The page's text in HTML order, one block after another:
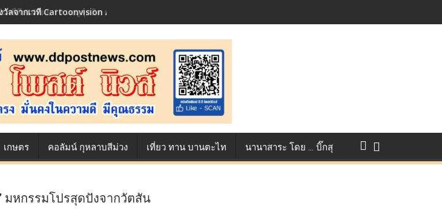
ลจากเวที Cartoonvision Animation Contest ตอกย้ำศักยภาพแอนิเมชันไทยบนเวทีนานาชาติ ที่ประเทศอังกฤษ :
ซีพีเอฟ เผย 10 เมนูสุดฮิต ตลอดเส้นทางการแข่งขัน True AF 2026 :
เกษตร คอลัมน์ กุหลาบสีม่วง เที่ยว ทาน บานตะไท นานาสาระ โดย … บิ๊กสุ
มหกรรมโปรสุดปังจากวัตสัน